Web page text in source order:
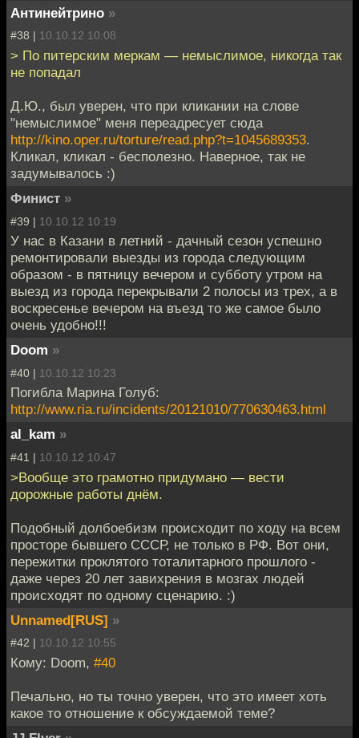
Антинейтрино »
#38 | 10.10.12 10:08
> По питерским меркам — немыслимое, никогда так
не попадал
Д.Ю., был уверен, что при кликании на слове
"немыслимое" меня переадресует сюда
http://kino.oper.ru/torture/read.php?t=1045689353.
Кликал, кликал - бесполезно. Наверное, так не
задумывалось :)
Финист »
#39 | 10.10.12 10:19
У нас в Казани в летний - дачный сезон успешно
ремонтировали выезды из города следующим
образом - в пятницу вечером и субботу утром на
выезд из города перекрывали 2 полосы из трех, а в
воскресенье вечером на въезд то же самое было
очень удобно!!!
Doom »
#40 | 10.10.12 10:23
Погибла Марина Голуб:
http://www.ria.ru/incidents/20121010/770630463.html
al_kam »
#41 | 10.10.12 10:47
>Вообще это грамотно придумано — вести
дорожные работы днём.
Подобный долбоебизм происходит по ходу на всем
просторе бывшего СССР, не только в РФ. Вот они,
пережитки проклятого тоталитарного прошлого -
даже через 20 лет завихрения в мозгах людей
происходят по одному сценарию. :)
Unnamed[RUS] »
#42 | 10.10.12 10:55
Кому: Doom, #40
Печально, но ты точно уверен, что это имеет хоть
какое то отношение к обсуждаемой теме?